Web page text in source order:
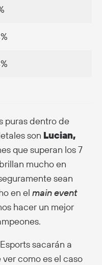
puras dentro de
son Lucian,
que superan los 7
mucho en
sean
en el main event
hacer un mejor
sacarán a
como es el caso